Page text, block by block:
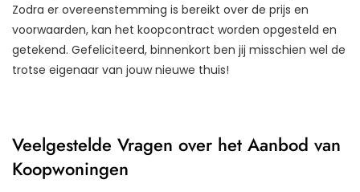
Zodra er overeenstemming is bereikt over de prijs en
voorwaarden, kan het koopcontract worden opgesteld en
getekend. Gefeliciteerd, binnenkort ben jij misschien wel de
trotse eigenaar van jouw nieuwe thuis!
Veelgestelde Vragen over het Aanbod van
Koopwoningen